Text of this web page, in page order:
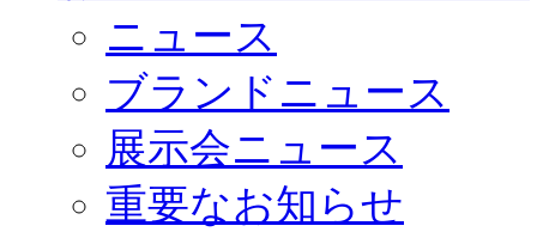
ニュース
ブランドニュース
展示会ニュース
重要なお知らせ